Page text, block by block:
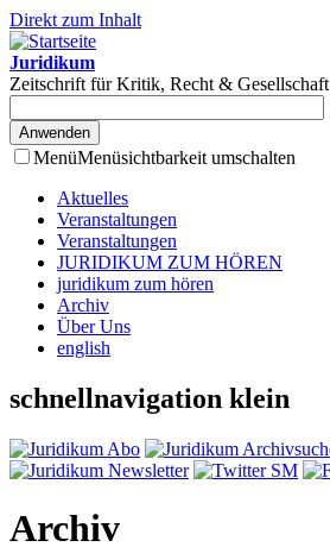
Direkt zum Inhalt
Juridikum
Zeitschrift für Kritik, Recht & Gesellschaft
MenüMenüsichtbarkeit umschalten
Aktuelles
Veranstaltungen
Veranstaltungen
JURIDIKUM ZUM HÖREN
juridikum zum hören
Archiv
Über Uns
english
schnellnavigation klein
Archiv